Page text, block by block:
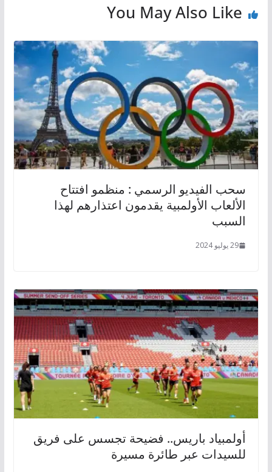
You May Also Like
سحب الفيديو الرسمي : منظمو افتتاح
الألعاب الأولمبية يقدمون اعتذارهم لهذا
السبب
29 يوليو 2024
أولمبياد باريس.. فضيحة تجسس على فريق
للسيدات عبر طائرة مسيرة